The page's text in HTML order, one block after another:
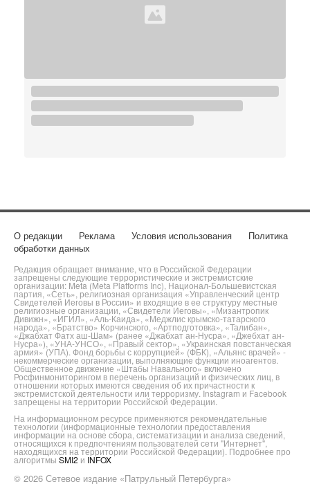
О редакции Реклама Условия использования
Политика
обработки данных
Редакция обращает внимание, что в Российской Федерации
запрещены следующие террористические и экстремистские
организации: Meta (Meta Platforms Inc), Национал-Большевистская
партия, «Сеть», религиозная организация «Управленческий центр
Свидетелей Иеговы в России» и входящие в ее структуру местные
религиозные организации, «Свидетели Иеговы», «Мизантропик
Дивижн», «ИГИЛ», «Аль-Каида», «Меджлис крымско-татарского
народа», «Братство» Корчинского, «Артподготовка», «Талибан»,
«Джабхат Фатх аш-Шам» (ранее «Джабхат ан-Нусра», «Джебхат ан-
Нусра»), «УНА-УНСО», «Правый сектор», «Украинская повстанческая
армия» (УПА). Фонд борьбы с коррупцией» (ФБК), «Альянс врачей» -
некоммерческие организации, выполняющие функции иноагентов.
Общественное движение «Штабы Навального» включено
Росфинмониторингом в перечень организаций и физических лиц, в
отношении которых имеются сведения об их причастности к
экстремистской деятельности или терроризму. Instagram и Facebook
запрещены на территории Российской Федерации.
На информационном ресурсе применяются рекомендательные
технологии (информационные технологии предоставления
информации на основе сбора, систематизации и анализа сведений,
относящихся к предпочтениям пользователей сети "Интернет",
находящихся на территории Российской Федерации). Подробнее про
алгоритмы SMI2 и INFOX
© 2026 Сетевое издание «Патрульный Петербурга»